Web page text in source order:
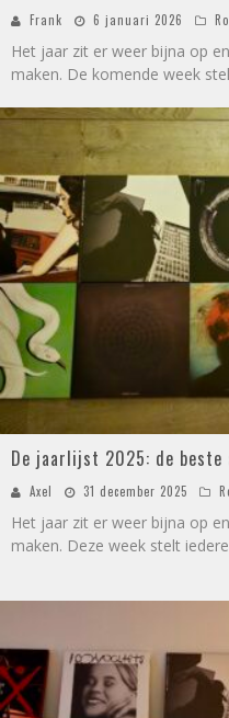
Frank 6 januari 2026
Het jaar zit er weer bijna op
maken. De komende week
De jaarlijst 2025: de beste
Axel 31 december 2025
Het jaar zit er weer bijna op
maken. Deze week stelt